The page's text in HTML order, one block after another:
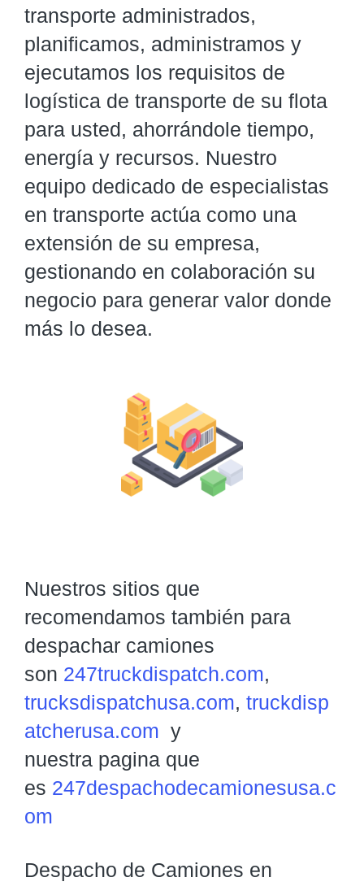
transporte administrados,
planificamos, administramos y
ejecutamos los requisitos de
logística de transporte de su flota
para usted, ahorrándole tiempo,
energía y recursos. Nuestro
equipo dedicado de especialistas
en transporte actúa como una
extensión de su empresa,
gestionando en colaboración su
negocio para generar valor donde
más lo desea.
Nuestros sitios que
recomendamos también para
despachar camiones
son 247truckdispatch.com,
trucksdispatchusa.com, truckdisp
atcherusa.com y
nuestra pagina que
es 247despachodecamionesusa.c
om
Despacho de Camiones en